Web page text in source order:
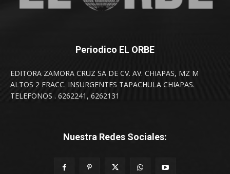
Periodico EL ORBE
EDITORA ZAMORA CRUZ SA DE CV. AV. CHIAPAS, MZ M
ALTOS 2 FRACC. INSURGENTES TAPACHULA CHIAPAS.
TELEFONOS . 6262241, 6262131
Nuestra Redes Sociales: